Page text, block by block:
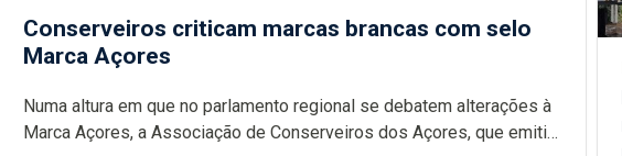
Conserveiros criticam marcas brancas com selo
Marca Açores
Numa altura em que no parlamento regional se debatem alterações à
Marca Açores, a Associação de Conserveiros dos Açores, que emitiu